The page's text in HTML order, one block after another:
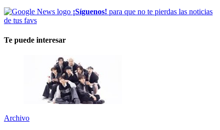
¡Síguenos! para que no te pierdas las noticias
de tus favs
Te puede interesar
Archivo